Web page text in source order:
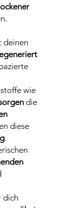
deinen
wie
die
diese
.
dich